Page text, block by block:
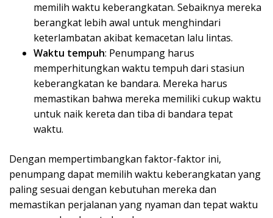
memilih waktu keberangkatan. Sebaiknya mereka
berangkat lebih awal untuk menghindari
keterlambatan akibat kemacetan lalu lintas.
Waktu tempuh: Penumpang harus
memperhitungkan waktu tempuh dari stasiun
keberangkatan ke bandara. Mereka harus
memastikan bahwa mereka memiliki cukup waktu
untuk naik kereta dan tiba di bandara tepat
waktu.
Dengan mempertimbangkan faktor-faktor ini,
penumpang dapat memilih waktu keberangkatan yang
paling sesuai dengan kebutuhan mereka dan
memastikan perjalanan yang nyaman dan tepat waktu